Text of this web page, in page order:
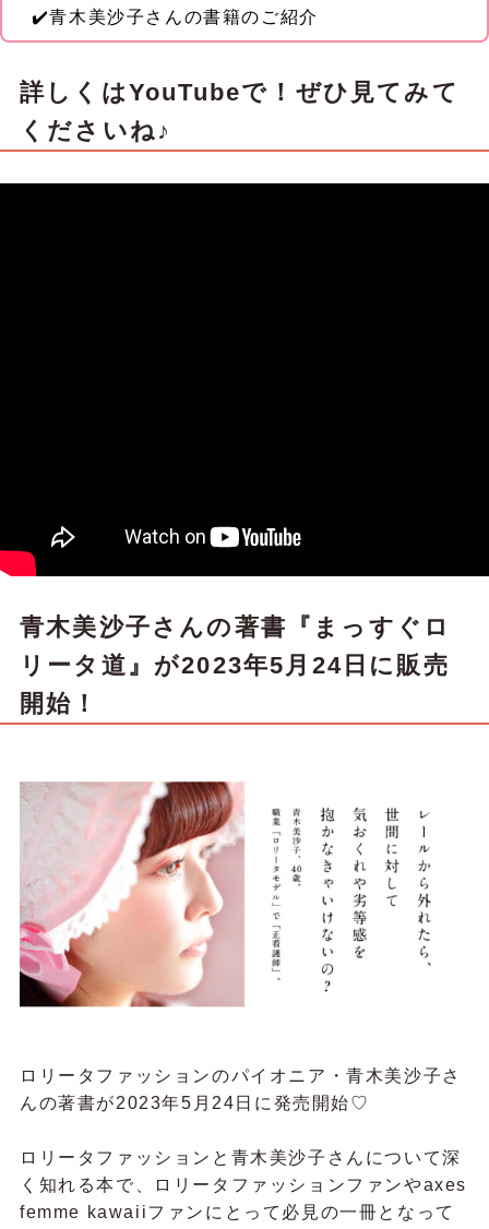
✔️青木美沙子さんの書籍のご紹介
詳しくはYouTubeで！ぜひ見てみて
くださいね♪
青木美沙子さんの著書『まっすぐロ
リータ道』が2023年5月24日に販売
開始！
ロリータファッションのパイオニア・青木美沙子さ
んの著書が2023年5月24日に発売開始♡
ロリータファッションと青木美沙子さんについて深
く知れる本で、ロリータファッションファンやaxes
femme kawaiiファンにとって必見の一冊となって